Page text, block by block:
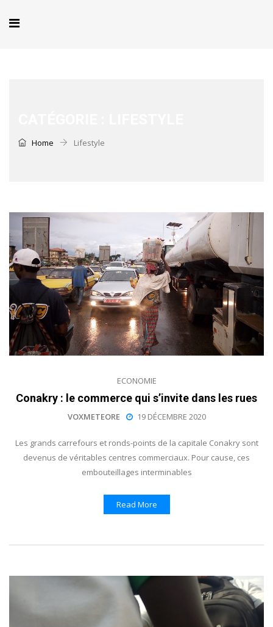
Home Lifestyle
ECONOMIE
Conakry : le commerce qui s’invite dans les rues
VOXMETEORE 19 DÉCEMBRE 2020
Les grands carrefours et ronds-points de la capitale Conakry sont
devenus de véritables centres commerciaux. Pour cause, ces
embouteillages interminables
Read More